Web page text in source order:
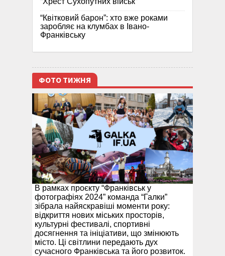
“Квітковий барон”: хто вже роками
заробляє на клумбах в Івано-
Франківську
ФОТО ТИЖНЯ
В рамках проєкту “Франківськ у
фотографіях 2024” команда “Галки”
зібрала найяскравіші моменти року:
відкриття нових міських просторів,
культурні фестивалі, спортивні
досягнення та ініціативи, що змінюють
місто. Ці світлини передають дух
сучасного Франківська та його розвиток.